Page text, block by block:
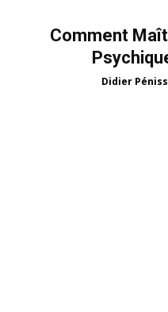
Comment
Didier